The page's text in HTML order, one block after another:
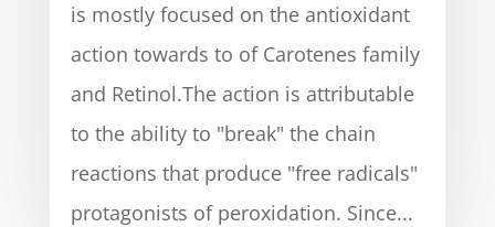
is mostly focused on the antioxidant
action towards to of Carotenes family
and Retinol.The action is attributable
to the ability to "break" the chain
reactions that produce "free radicals"
protagonists of peroxidation. Since...